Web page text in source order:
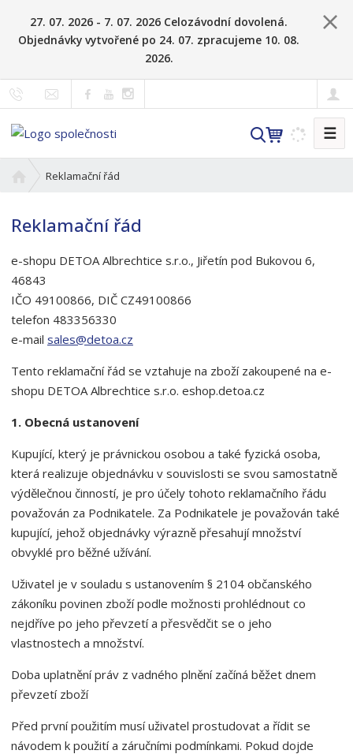
27. 07. 2026 - 7. 07. 2026 Celozávodní dovolená.
Objednávky vytvořené po 24. 07. zpracujeme 10. 08.
2026.
V
t
☰
v
d
í
s
t
n
Reklamační řád
Reklamační řád
e-shopu DETOA Albrechtice s.r.o., Jiřetín pod Bukovou 6,
46843
IČO 49100866, DIČ CZ49100866
telefon 483356330
e-mail sales@detoa.cz
Tento reklamační řád se vztahuje na zboží zakoupené na e-
shopu DETOA Albrechtice s.r.o. eshop.detoa.cz
1. Obecná ustanovení
Kupující, který je právnickou osobou a také fyzická osoba,
která realizuje objednávku v souvislosti se svou samostatně
výdělečnou činností, je pro účely tohoto reklamačního řádu
považován za Podnikatele. Za Podnikatele je považován také
kupující, jehož objednávky výrazně přesahují množství
obvyklé pro běžné užívání.
Uživatel je v souladu s ustanovením § 2104 občanského
zákoníku povinen zboží podle možnosti prohlédnout co
nejdříve po jeho převzetí a přesvědčit se o jeho
vlastnostech a množství.
Doba uplatnění práv z vadného plnění začíná běžet dnem
převzetí zboží
Před první použitím musí uživatel prostudovat a řídit se
návodem k použití a záručními podmínkami. Pokud dojde